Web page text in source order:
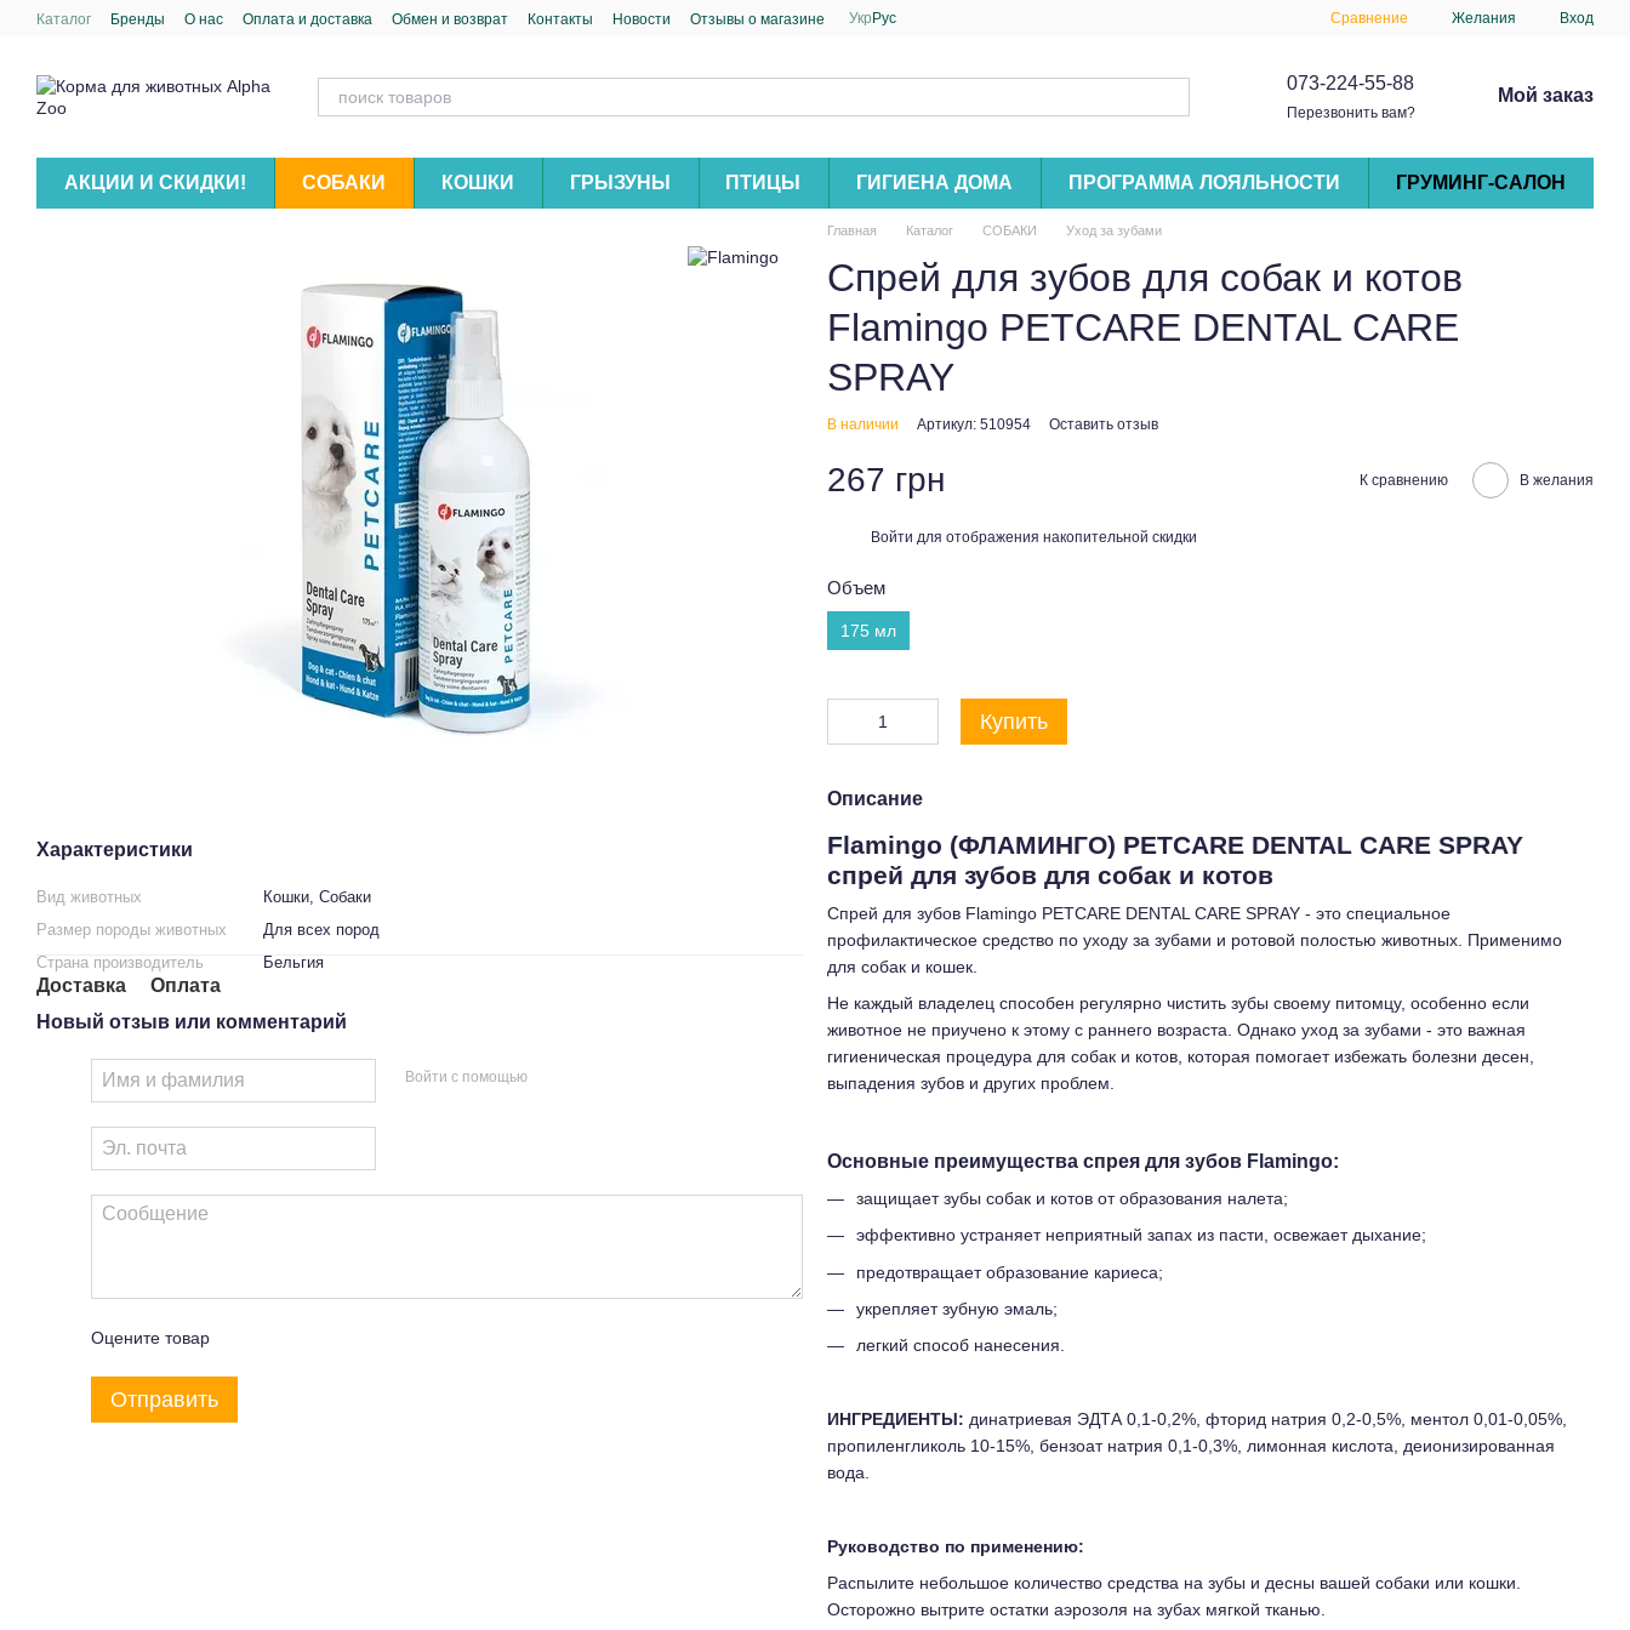
Перейти к основному контенту
Каталог Бренды О нас Оплата и доставка Обмен и возврат Контакты Новости Отзывы о магазине Укр Рус Сравнение Желания Вход
073-224-55-88
Перезвонить вам?
Мой заказ
АКЦИИ И СКИДКИ! СОБАКИ КОШКИ ГРЫЗУНЫ ПТИЦЫ ГИГИЕНА ДОМА ПРОГРАММА ЛОЯЛЬНОСТИ ГРУМИНГ-САЛОН
Характеристики
Вид животных
Кошки, Собаки
Размер породы животных
Для всех пород
Страна производитель
Бельгия
Доставка
Оплата
Новый отзыв или комментарий
Войти с помощью
Оцените товар
Отправить
Главная Каталог СОБАКИ Уход за зубами
Спрей для зубов для собак и котов
Flamingo PETCARE DENTAL CARE
SPRAY
В наличии Артикул: 510954 Оставить отзыв
267 грн К сравнению В желания
Войти для отображения накопительной скидки
Объем
175 мл
Купить
Описание
Flamingo (ФЛАМИНГО) PETCARE DENTAL CARE SPRAY
спрей для зубов для собак и котов
Спрей для зубов Flamingo PETCARE DENTAL CARE SPRAY - это специальное
профилактическое средство по уходу за зубами и ротовой полостью животных. Применимо
для собак и кошек.
Не каждый владелец способен регулярно чистить зубы своему питомцу, особенно если
животное не приучено к этому с раннего возраста. Однако уход за зубами - это важная
гигиеническая процедура для собак и котов, которая помогает избежать болезни десен,
выпадения зубов и других проблем.
Основные преимущества спрея для зубов Flamingo:
защищает зубы собак и котов от образования налета;
эффективно устраняет неприятный запах из пасти, освежает дыхание;
предотвращает образование кариеса;
укрепляет зубную эмаль;
легкий способ нанесения.
ИНГРЕДИЕНТЫ: динатриевая ЭДТА 0,1-0,2%, фторид натрия 0,2-0,5%, ментол 0,01-0,05%,
пропиленгликоль 10-15%, бензоат натрия 0,1-0,3%, лимонная кислота, деионизированная
вода.
Руководство по применению:
Распылите небольшое количество средства на зубы и десны вашей собаки или кошки.
Осторожно вытрите остатки аэрозоля на зубах мягкой тканью.